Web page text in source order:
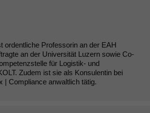
ordentliche Professorin an der EAH
an der Universität Luzern sowie Co-
für Logistik- und
Zudem ist sie als Konsulentin bei
| Compliance anwaltlich tätig.